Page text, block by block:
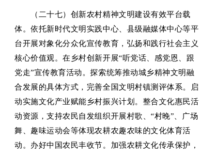
（二十七）创新农村精神文明建设有效平台载
体。依托新时代文明实践中心、县级融媒体中心等平
台开展对象化分众化宣传教育，弘扬和践行社会主义
核心价值观。在乡村创新开展“听党话、感党恩、跟
党走”宣传教育活动。探索统筹推动城乡精神文明融
合发展的具体方式，完善全国文明村镇测评体系。启
动实施文化产业赋能乡村振兴计划。整合文化惠民活
动资源，支持农民自发组织开展村歌、“村晚”、广场
舞、趣味运动会等体现农耕农趣农味的文化体育活
动。办好中国农民丰收节。加强农耕文化传承保护，